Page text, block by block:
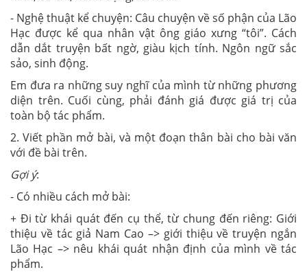
- Nghệ thuật kể chuyện: Câu chuyện về số phận của Lão
Hạc được kể qua nhân vật ông giáo xưng “tôi”. Cách
dẫn dắt truyện bất ngờ, giàu kịch tính. Ngôn ngữ sắc
sảo, sinh động.
Em đưa ra những suy nghĩ của mình từ những phương
diện trên. Cuối cùng, phải đánh giá được giá trị của
toàn bộ tác phẩm.
2. Viết phần mở bài, và một đoạn thân bài cho bài văn
với đề bài trên.
Gợi ý:
- Có nhiều cách mở bài:
+ Đi từ khái quát đến cụ thể, từ chung đến riêng: Giới
thiệu về tác giả Nam Cao –> giới thiệu về truyện ngắn
Lão Hạc –> nêu khái quát nhận định của mình về tác
phẩm.